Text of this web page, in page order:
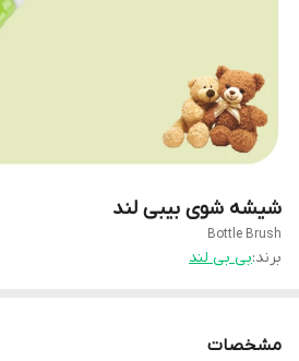
شیشه شوی بیبی لند
Bottle Brush
برند:بی بی لند
مشخصات